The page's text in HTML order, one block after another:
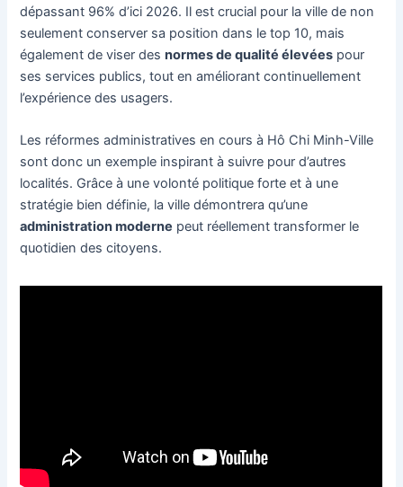
dépassant 96% d’ici 2026. Il est crucial pour la ville de non
seulement conserver sa position dans le top 10, mais
également de viser desnormes de qualité élevées pour
ses services publics, tout en améliorant continuellement
l’expérience des usagers.
Les réformes administratives en cours à Hô Chi Minh-Ville
sont donc un exemple inspirant à suivre pour d’autres
localités. Grâce à une volonté politique forte et à une
stratégie bien définie, la ville démontrera qu’une
administration moderne peut réellement transformer le
quotidien des citoyens.